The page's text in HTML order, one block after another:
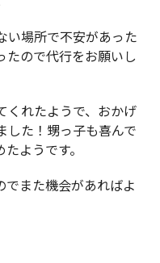
い場所で不安があった
たので代行をお願いし
くれたようで、おかげ
した！甥っ子も喜んで
ようです。
でまた機会があればよ